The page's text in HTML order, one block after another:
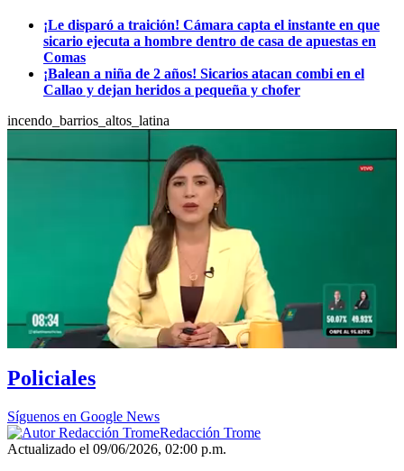
¡Le disparó a traición! Cámara capta el instante en que
sicario ejecuta a hombre dentro de casa de apuestas en
Comas
¡Balean a niña de 2 años! Sicarios atacan combi en el
Callao y dejan heridos a pequeña y chofer
incendo_barrios_altos_latina
Policiales
Síguenos en Google News
Redacción Trome
Actualizado el 09/06/2026, 02:00 p.m.